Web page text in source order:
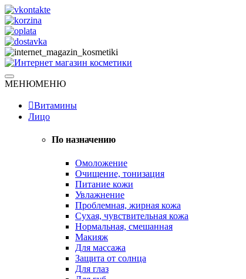
Skip
to
content
Интернет магазин косметики
Натуральная косметика
МЕНЮМЕНЮ
Витамины
Лицо
По назначению
Омоложение
Очищение, тонизация
Питание кожи
Увлажнение
Проблемная, жирная кожа
Сухая, чувствительная кожа
Нормальная, смешанная
Макияж
Для массажа
Защита от солнца
Для глаз